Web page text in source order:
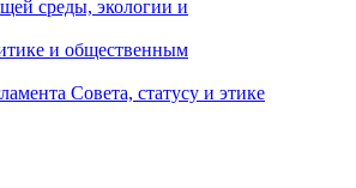
среды, экологии и
и общественным
Совета, статусу и этике